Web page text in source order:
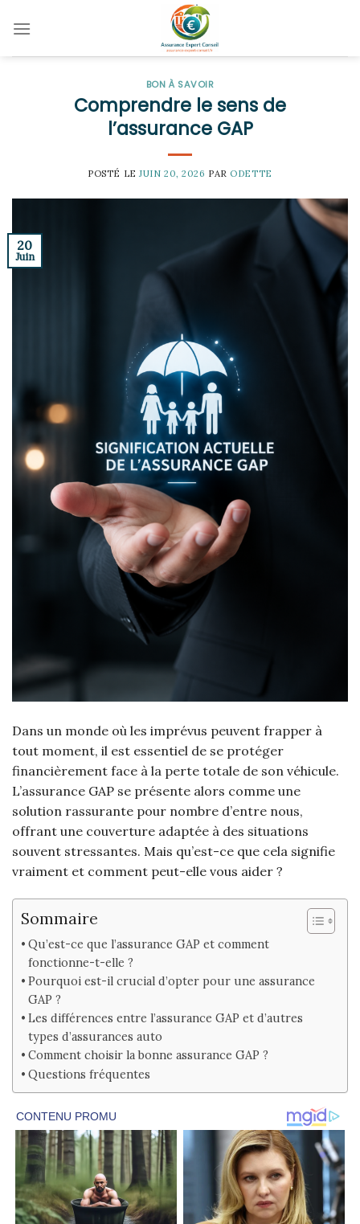
BON À SAVOIR
Comprendre le sens de
l’assurance GAP
POSTÉ LEJUIN 20, 2026 PAR ODETTE
20
Juin
Dans un monde où les imprévus peuvent frapper à
tout moment, il est essentiel de se protéger
financièrement face à la perte totale de son véhicule.
L’assurance GAP se présente alors comme une
solution rassurante pour nombre d’entre nous,
offrant une couverture adaptée à des situations
souvent stressantes. Mais qu’est-ce que cela signifie
vraiment et comment peut-elle vous aider ?
Sommaire
Qu’est-ce que l’assurance GAP et comment
fonctionne-t-elle ?
Pourquoi est-il crucial d’opter pour une assurance
GAP ?
Les différences entre l’assurance GAP et d’autres
types d’assurances auto
Comment choisir la bonne assurance GAP ?
Questions fréquentes